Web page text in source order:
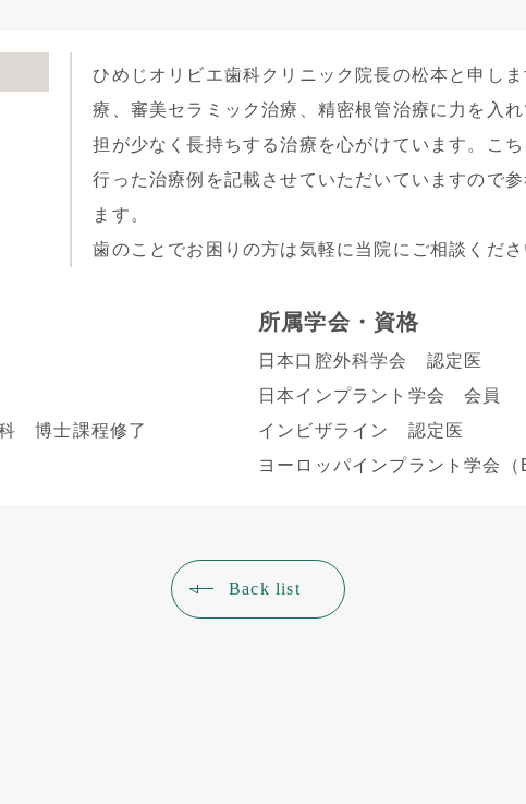
ひめじオリビエ歯科クリニック院長の松本と申し
療、審美セラミック治療、精密根管治療に力を入
担が少なく長持ちする治療を心がけています。こ
行った治療例を記載させていただいていますので
ます。
歯のことでお困りの方は気軽に当院にご相談くださ
博士課程修了
所属学会・資格
日本口腔外科学会 認定医
日本インプラント学会 会員
インビザライン 認定医
ヨーロッパインプラント学会
Back list